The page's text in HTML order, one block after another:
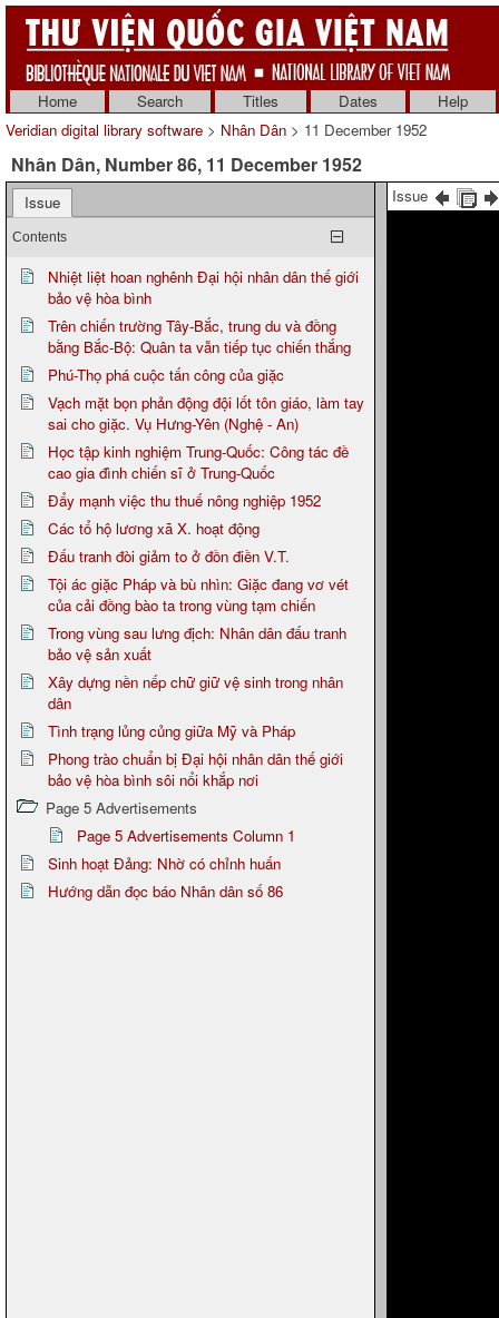
Home Search Titles Dates
Help
Veridian digital library software > Nhân Dân > 11 December 1952
Nhân Dân, Number 86, 11 December 1952
Issue
Contents
Nhiệt liệt hoan nghênh Đại hội nhân dân thế giới
bảo vệ hòa bình
Trên chiến trường Tây-Bắc, trung du và đồng
bằng Bắc-Bộ: Quân ta vẫn tiếp tục chiến thắng
Phú-Thọ phá cuộc tấn công của giặc
Vạch mặt bọn phản động đội lốt tôn giáo, làm tay
sai cho giặc. Vụ Hưng-Yên (Nghệ - An)
Học tập kinh nghiệm Trung-Quốc: Công tác đề
cao gia đình chiến sĩ ở Trung-Quốc
Đẩy mạnh việc thu thuế nông nghiệp 1952
Các tổ hộ lương xã X. hoạt động
Đấu tranh đòi giảm to ở đồn điền V.T.
Tội ác giặc Pháp và bù nhìn: Giặc đang vơ vét
của cải đồng bào ta trong vùng tạm chiến
Trong vùng sau lưng địch: Nhân dân đấu tranh
bảo vệ sản xuất
Xây dựng nền nếp chữ giữ vệ sinh trong nhân
dân
Tình trạng lủng củng giữa Mỹ và Pháp
Phong trào chuẩn bị Đại hội nhân dân thế giới
bảo vệ hòa bình sôi nổi khắp nơi
Page 5 Advertisements
Page 5 Advertisements Column 1
Sinh hoạt Đảng: Nhờ có chỉnh huấn
Hướng dẫn đọc báo Nhân dân số 86
Issue